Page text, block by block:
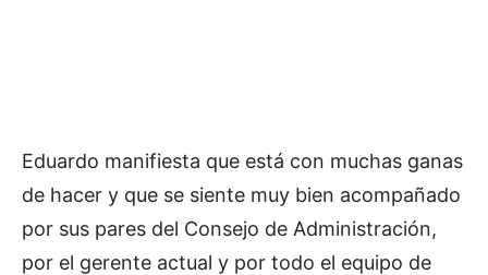
Eduardo manifiesta que está con muchas ganas
de hacer y que se siente muy bien acompañado
por sus pares del Consejo de Administración,
por el gerente actual y por todo el equipo de